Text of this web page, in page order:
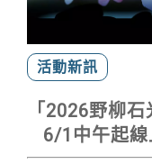
活動新訊
「2026野柳
6/1中午起線